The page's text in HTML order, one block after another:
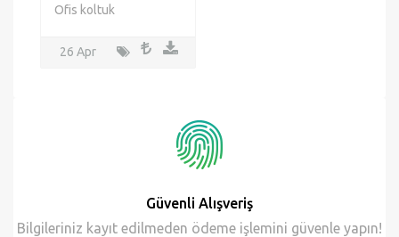
Ofis koltuk
26 Apr
Güvenli Alışveriş
Bilgileriniz kayıt edilmeden ödeme işlemini güvenle yapın!